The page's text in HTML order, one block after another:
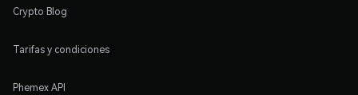
Crypto Blog
Tarifas y condiciones
Phemex API